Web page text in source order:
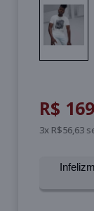
R$
3x R$56,63